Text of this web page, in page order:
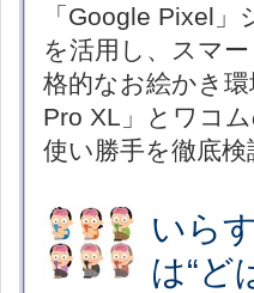
「Google Pixel
を活用し、スマ
格的なお絵かき
Pro XL」とワコ
使い勝手を徹底検
いら
は“ど